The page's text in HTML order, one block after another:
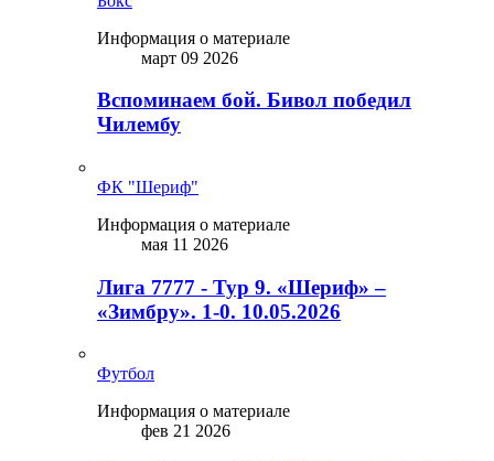
Информация о материале
март 09 2026
Вспоминаем бой. Бивол победил
Чилембу
ФК "Шериф"
Информация о материале
мая 11 2026
Лига 7777 - Тур 9. «Шериф» –
«Зимбру». 1-0. 10.05.2026
Футбол
Информация о материале
фев 21 2026